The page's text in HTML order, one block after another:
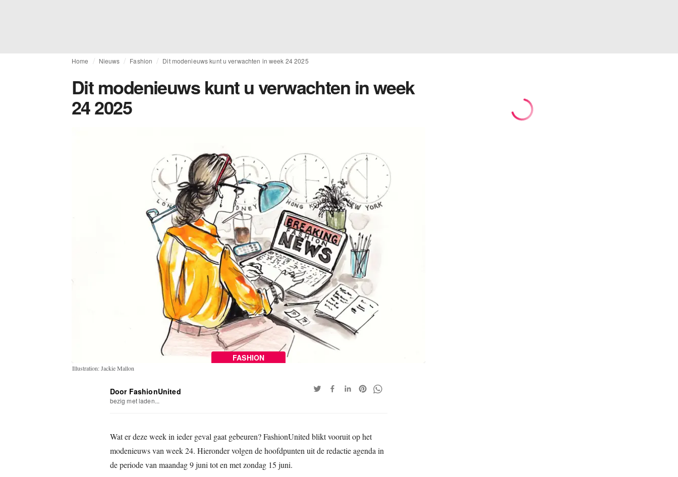
Home Nieuws Fashion Dit modenieuws kunt u verwachten in week 24 2025
Dit modenieuws kunt u verwachten in week
24 2025
FASHION
Illustration: Jackie Mallon
Door FashionUnited
bezig met laden...
Wat er deze week in ieder geval gaat gebeuren? FashionUnited blikt vooruit op het
modenieuws van week 24. Hieronder volgen de hoofdpunten uit de redactie agenda in
de periode van maandag 9 juni tot en met zondag 15 juni.